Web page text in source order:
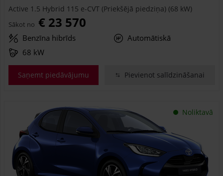
Active 1.5 Hybrid 115 e-CVT (Priekšējā piedziņa) (68 kW)
Sākot no € 23 570
Benzīna hibrīds
Automātiskā
68 kW
Saņemt piedāvājumu Pievienot salīdzināšanai
Noliktavā